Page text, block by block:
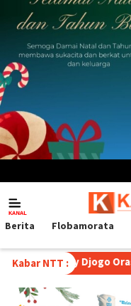
Mobile
Berita Flobamorata
Kabar NTT :
Ujian Promosi Doktor